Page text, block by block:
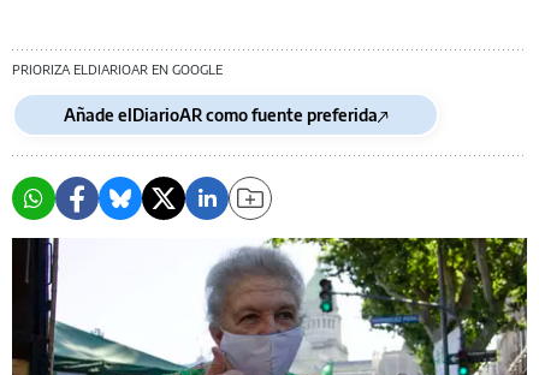
PRIORIZA ELDIARIOAR EN GOOGLE
Añade elDiarioAR como fuente preferida